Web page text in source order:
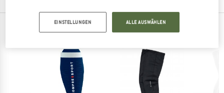
TOP PRODUKTE DEINER LIEBLINGSMARKEN
EINSTELLUNGEN ALLE AUSWÄHLEN